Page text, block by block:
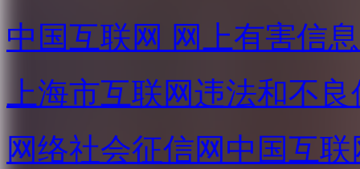
中国互联网 网上有害信
上海市互联网违法和不
网络社会征信网 中国互